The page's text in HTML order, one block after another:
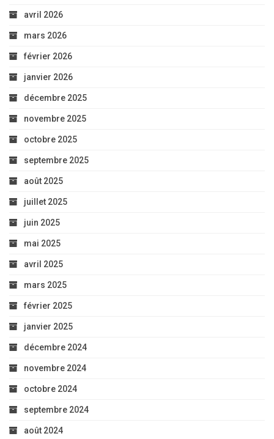
avril 2026
mars 2026
février 2026
janvier 2026
décembre 2025
novembre 2025
octobre 2025
septembre 2025
août 2025
juillet 2025
juin 2025
mai 2025
avril 2025
mars 2025
février 2025
janvier 2025
décembre 2024
novembre 2024
octobre 2024
septembre 2024
août 2024